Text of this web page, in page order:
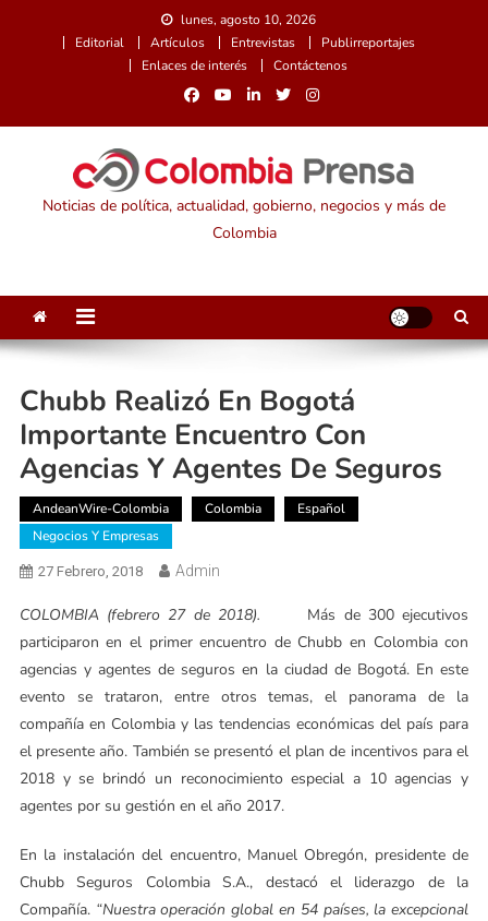
lunes, agosto 10, 2026
Editorial
Artículos Entrevistas
Publirreportajes
Enlaces de interés
Contáctenos
Noticias de política, actualidad, gobierno, negocios y más de
Colombia
Chubb Realizó En Bogotá
Importante Encuentro Con
Agencias Y Agentes De Seguros
AndeanWire-Colombia Colombia
Español
Negocios Y Empresas
27 Febrero, 2018 Admin
COLOMBIA (febrero 27 de 2018). Más de 300 ejecutivos
participaron en el primer encuentro de Chubb en Colombia con
agencias y agentes de seguros en la ciudad de Bogotá. En este
evento se trataron, entre otros temas, el panorama de la
compañía en Colombia y las tendencias económicas del país para
el presente año. También se presentó el plan de incentivos para el
2018 y se brindó un reconocimiento especial a 10 agencias y
agentes por su gestión en el año 2017.
En la instalación del encuentro, Manuel Obregón, presidente de
Chubb Seguros Colombia S.A., destacó el liderazgo de la
Compañía. “Nuestra operación global en 54 países, la excepcional